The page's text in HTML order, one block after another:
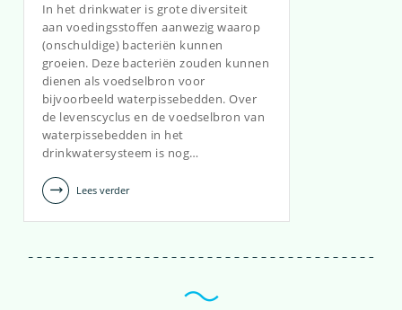
030-6069516
nikki.van.bel@kwrwater.nl
bekijk profiel
In het drinkwater is grote diversiteit
aan voedingsstoffen aanwezig waarop
(onschuldige) bacteriën kunnen
groeien. Deze bacteriën zouden kunnen
dienen als voedselbron voor
bijvoorbeeld waterpissebedden. Over
de levenscyclus en de voedselbron van
waterpissebedden in het
drinkwatersysteem is nog…
Lees verder